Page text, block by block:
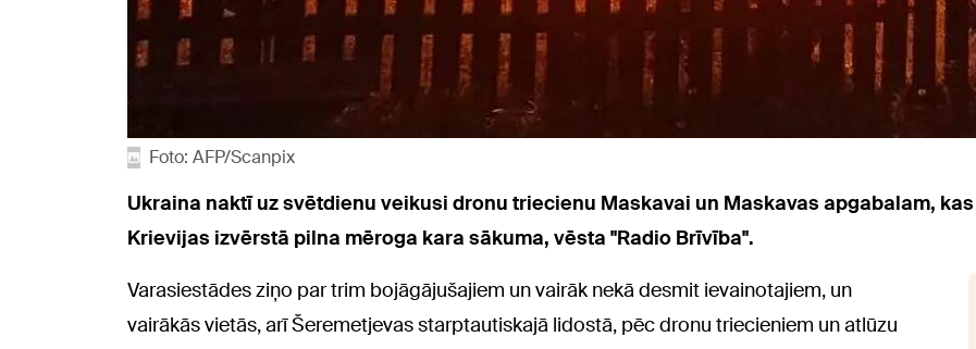
Foto: AFP/Scanpix
Ukraina naktī uz svētdienu veikusi dronu triecienu Maskavai un Maskavas apgabalam,
Krievijas izvērstā pilna mēroga kara sākuma, vēsta "Radio Brīvība".
Varasiestādes ziņo par trim bojāgājušajiem un vairāk nekā desmit ievainotajiem, un
vairākās vietās, arī Šeremetjevas starptautiskajā lidostā, pēc dronu triecieniem un atlūzu